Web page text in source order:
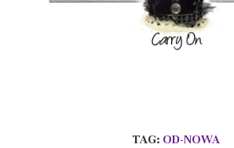
TAG: OD-NOWA